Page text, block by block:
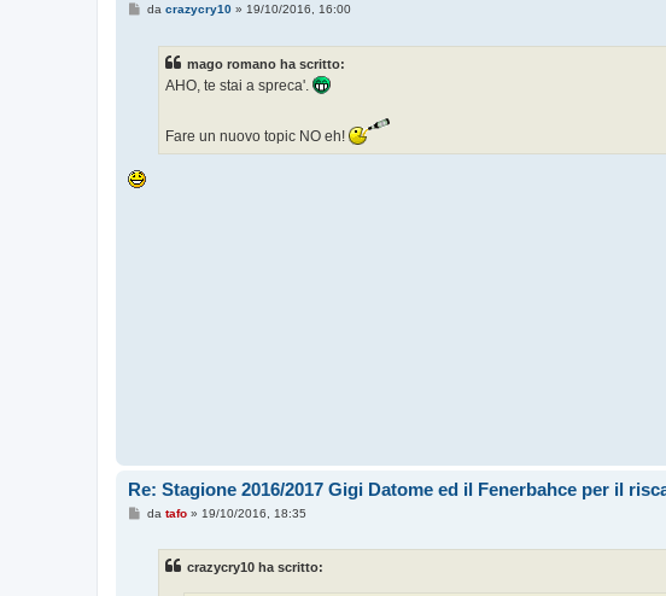
Mda crazycry10» 19/10/2016, 16:00
mago romano ha scritto:
AHO, te stai a spreca'.
Fare un nuovo topic NO eh!
Re: Stagione 2016/2017 Gigi Datome ed il Fenerbahce per il
Mda tafo» 19/10/2016, 18:35
crazycry10 ha scritto: